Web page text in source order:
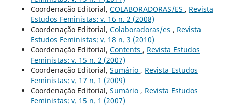
Coordenação Editorial, COLABORADORAS/ES , Revista
Estudos Feministas: v. 16 n. 2 (2008)
Coordenação Editorial, Colaboradoras/es , Revista
Estudos Feministas: v. 18 n. 3 (2010)
Coordenação Editorial, Contents , Revista Estudos
Feministas: v. 15 n. 2 (2007)
Coordenação Editorial, Sumário , Revista Estudos
Feministas: v. 17 n. 1 (2009)
Coordenação Editorial, Sumário , Revista Estudos
Feministas: v. 15 n. 1 (2007)